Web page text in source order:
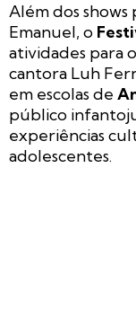
Além dos shows
Emanuel, o
atividades para
cantora Luh
em escolas de
público
experiências
adolescentes.